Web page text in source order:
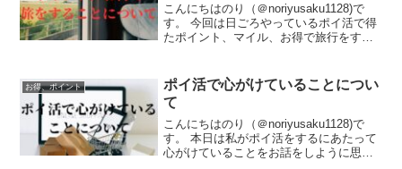
こんにちはのり（＠noriyusaku1128)で
す。 今回は日ごろやっているポイ活で得
たポイント、マイル、お得で旅行をする
もあと10年程度。少しでも保有している
金融資...
お得、ポイント
ポイ活で心がけていることについ
て
こんにちはのり（＠noriyusaku1128)で
す。 本日は私がポイ活をするにあたって
心がけていることをお話をしように思い